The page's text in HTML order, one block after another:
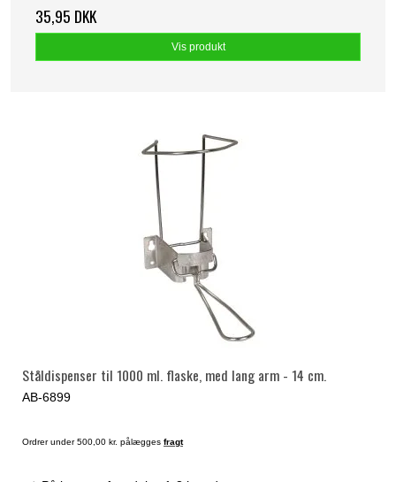
35,95 DKK
Vis produkt
Ståldispenser til 1000 ml. flaske, med lang arm - 14 cm.
AB-6899
Ordrer under 500,00 kr. pålægges fragt